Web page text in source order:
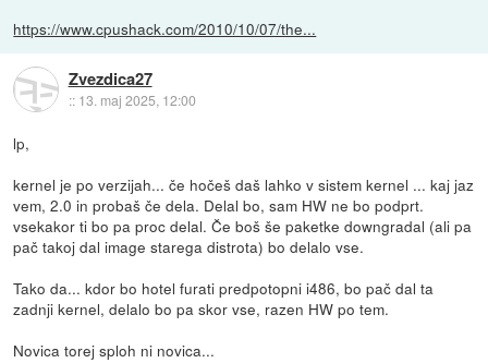
https://www.cpushack.com/2010/10/07/the...
Zvezdica27
:: 13. maj 2025, 12:00
lp,
kernel je po verzijah... če hočeš daš lahko v sistem kernel ... kaj jaz
vem, 2.0 in probaš če dela. Delal bo, sam HW ne bo podprt.
vsekakor ti bo pa proc delal. Če boš še paketke downgradal (ali pa
pač takoj dal image starega distrota) bo delalo vse.
Tako da... kdor bo hotel furati predpotopni i486, bo pač dal ta
zadnji kernel, delalo bo pa skor vse, razen HW po tem.
Novica torej sploh ni novica...